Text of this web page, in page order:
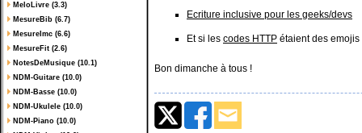
MeloLivre (3.3)
MesureBib (6.7)
MesureImc (6.6)
MesureFit (2.6)
NotesDeMusique (10.1)
NDM-Guitare (10.0)
NDM-Basse (10.0)
NDM-Ukulele (10.0)
NDM-Piano (10.0)
Ecriture inclusive pour les geeks/devs
Et si les codes HTTP étaient des emojis
Bon dimanche à tous !